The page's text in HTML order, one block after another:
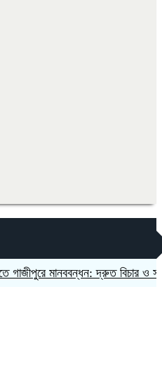
মানববন্ধন: দ্রুত বিচার ও